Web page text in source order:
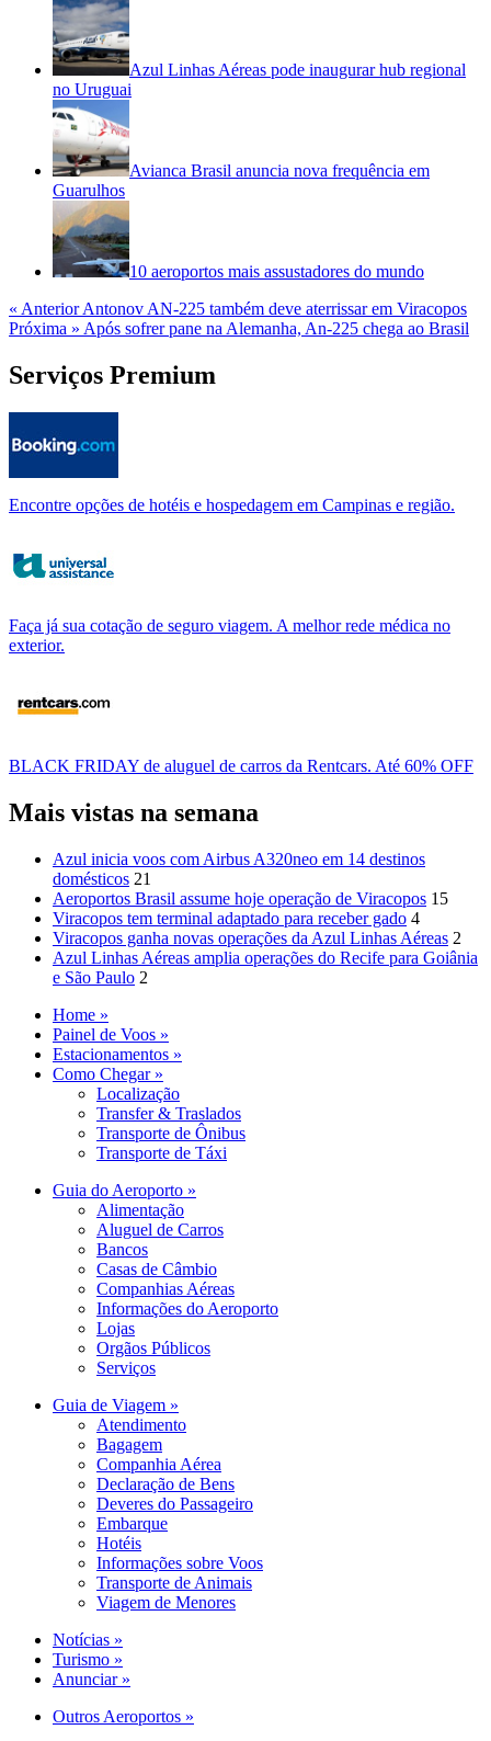
Azul Linhas Aéreas pode inaugurar hub regional
no Uruguai
Avianca Brasil anuncia nova frequência em
Guarulhos
10 aeroportos mais assustadores do mundo
« AnteriorAntonov AN-225 também deve aterrissar em Viracopos
Próxima » Após sofrer pane na Alemanha, An-225 chega ao Brasil
Serviços Premium
Encontre opções de hotéis e hospedagem em Campinas e região.
Faça já sua cotação de seguro viagem. A melhor rede médica no
exterior.
BLACK FRIDAY de aluguel de carros da Rentcars. Até 60% OFF
Mais vistas na semana
Azul inicia voos com Airbus A320neo em 14 destinos
domésticos 21
Aeroportos Brasil assume hoje operação de Viracopos 15
Viracopos tem terminal adaptado para receber gado 4
Viracopos ganha novas operações da Azul Linhas Aéreas 2
Azul Linhas Aéreas amplia operações do Recife para Goiânia
e São Paulo 2
Home »
Painel de Voos »
Estacionamentos »
Como Chegar »
Localização
Transfer & Traslados
Transporte de Ônibus
Transporte de Táxi
Guia do Aeroporto »
Alimentação
Aluguel de Carros
Bancos
Casas de Câmbio
Companhias Aéreas
Informações do Aeroporto
Lojas
Orgãos Públicos
Serviços
Guia de Viagem »
Atendimento
Bagagem
Companhia Aérea
Declaração de Bens
Deveres do Passageiro
Embarque
Hotéis
Informações sobre Voos
Transporte de Animais
Viagem de Menores
Notícias »
Turismo »
Anunciar »
Outros Aeroportos »